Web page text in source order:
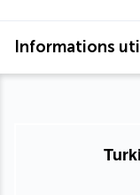
Informations